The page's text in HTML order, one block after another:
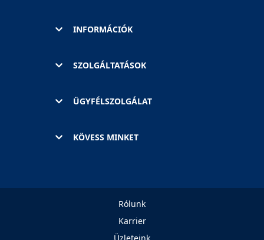
INFORMÁCIÓK
SZOLGÁLTATÁSOK
ÜGYFÉLSZOLGÁLAT
KÖVESS MINKET
Rólunk
Karrier
Üzleteink